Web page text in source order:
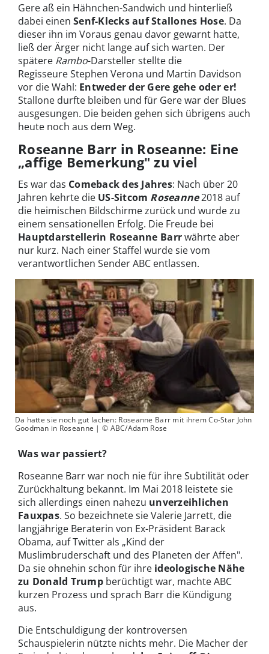
Gere aß ein Hähnchen-Sandwich und hinterließ
dabei einen Senf-Klecks auf Stallones Hose. Da
dieser ihn im Voraus genau davor gewarnt hatte,
ließ der Ärger nicht lange auf sich warten. Der
spätere Rambo-Darsteller stellte die
Regisseure Stephen Verona und Martin Davidson
vor die Wahl: Entweder der Gere gehe oder er!
Stallone durfte bleiben und für Gere war der Blues
ausgesungen. Die beiden gehen sich übrigens auch
heute noch aus dem Weg.
Roseanne Barr in Roseanne: Eine
„affige Bemerkung" zu viel
Es war das Comeback des Jahres: Nach über 20
Jahren kehrte die US-Sitcom Roseanne2018 auf
die heimischen Bildschirme zurück und wurde zu
einem sensationellen Erfolg. Die Freude bei
Hauptdarstellerin Roseanne Barrwährte aber
nur kurz. Nach einer Staffel wurde sie vom
verantwortlichen Sender ABC entlassen.
Da hatte sie noch gut lachen: Roseanne Barr mit ihrem Co-Star John
Goodman in Roseanne | © ABC/Adam Rose
Was war passiert?
Roseanne Barr war noch nie für ihre Subtilität oder
Zurückhaltung bekannt. Im Mai 2018 leistete sie
sich allerdings einen nahezu unverzeihlichen
Fauxpas. So bezeichnete sie Valerie Jarrett, die
langjährige Beraterin von Ex-Präsident Barack
Obama, auf Twitter als „Kind der
Muslimbruderschaft und des Planeten der Affen".
Da sie ohnehin schon für ihre ideologische Nähe
zu Donald Trumpberüchtigt war, machte ABC
kurzen Prozess und sprach Barr die Kündigung
aus.
Die Entschuldigung der kontroversen
Schauspielerin nützte nichts mehr. Die Macher der